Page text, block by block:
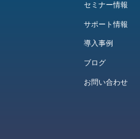
セミナー情報
サポート情報
導入事例
ブログ
お問い合わせ